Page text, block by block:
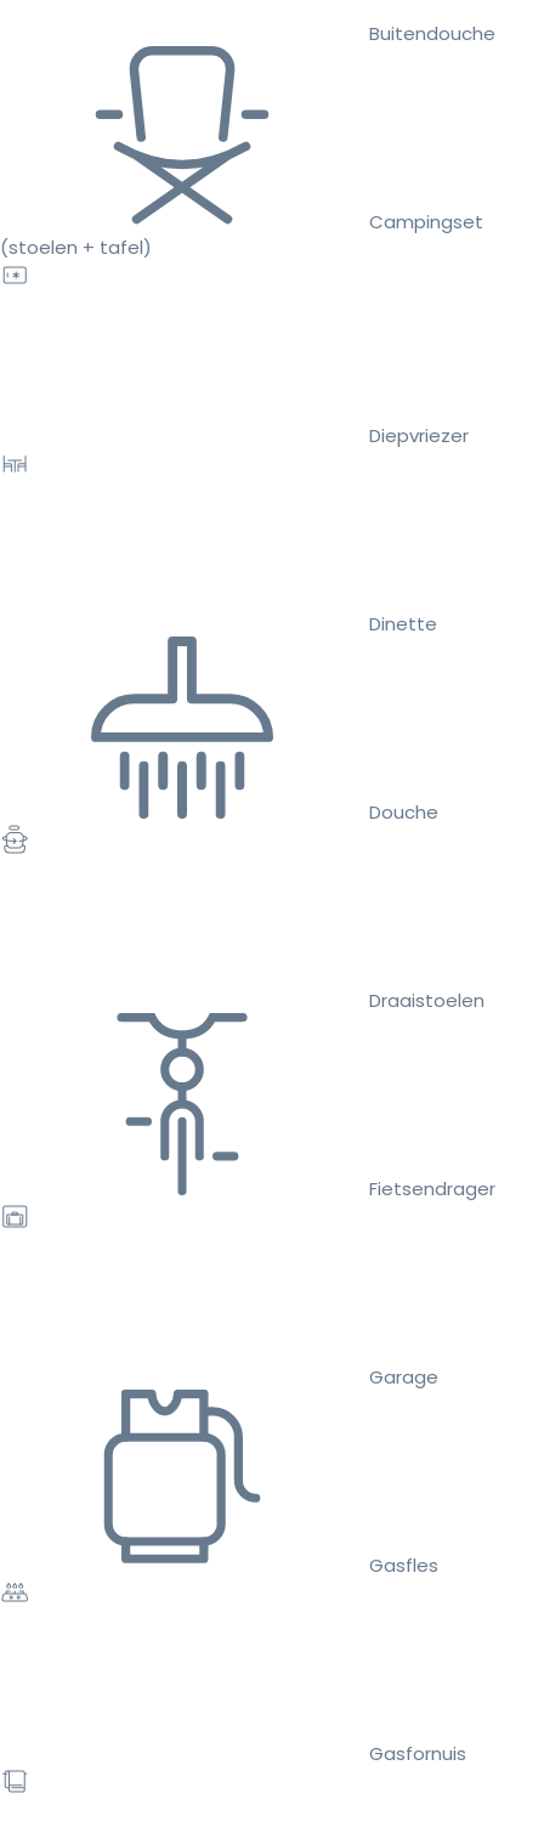
Buitendouche
Campingset
(stoelen + tafel)
Diepvriezer
Dinette
Douche
Draaistoelen
Fietsendrager
Garage
Gasfles
Gasfornuis